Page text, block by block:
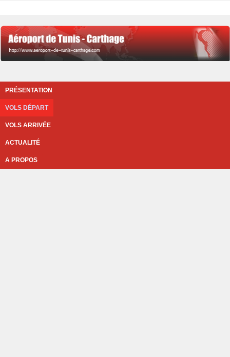
PRÉSENTATION
VOLS DÉPART
VOLS ARRIVÉE
ACTUALITÉ
A PROPOS